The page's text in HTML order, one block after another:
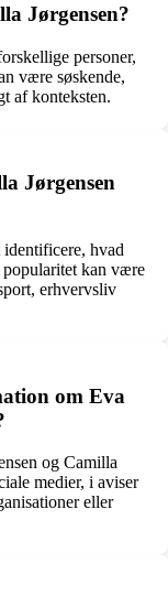
Jørgensen?
personer,
være søskende,
af konteksten.
Jørgensen
hvad
popularitet kan være
erhvervsliv
om Eva
og Camilla
medier, i aviser
eller